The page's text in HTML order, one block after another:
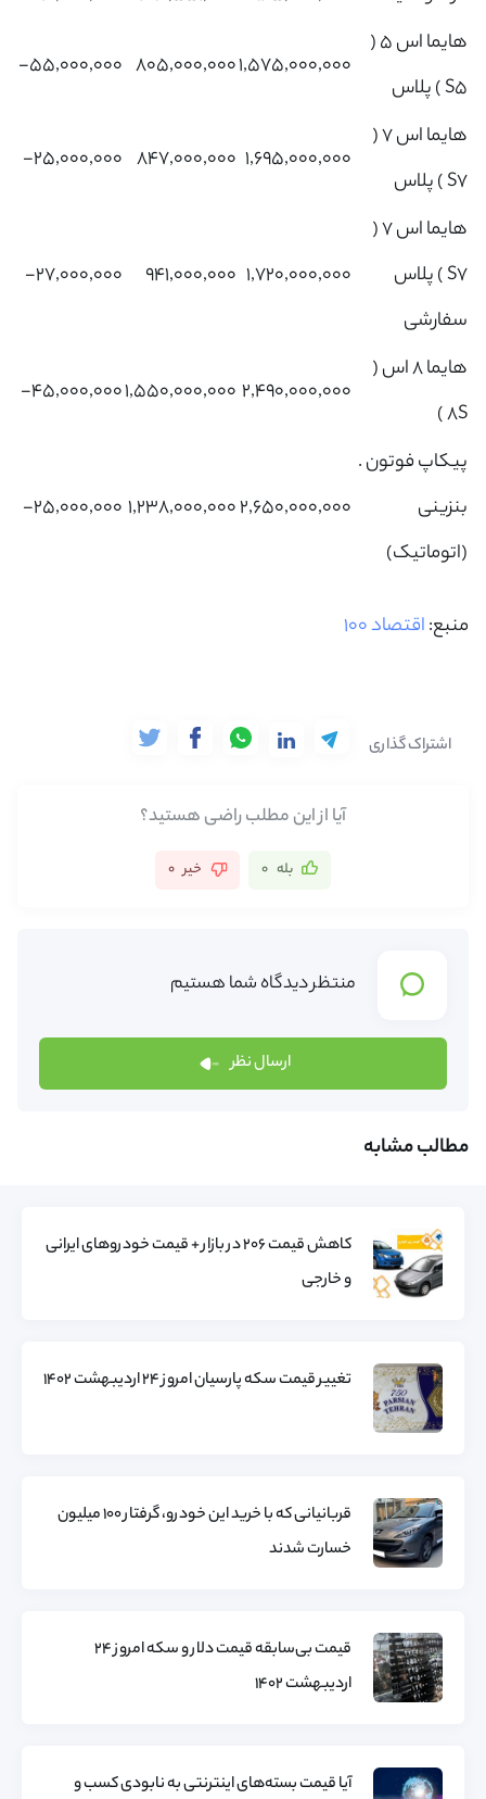
هایما اس 5 (
S5 ) پلاس
۱,۵۷۵,۰۰۰,۰۰۰۸۰۵,۰۰۰,۰۰۰ ‎-۵۵,۰۰۰,۰۰۰‌
هایما اس 7 (
S7 ) پلاس
۱,۶۹۵,۰۰۰,۰۰۰ ۸۴۷,۰۰۰,۰۰۰ ‎-۲۵,۰۰۰,۰۰۰‌
هایما اس 7 (
S7 ) پلاس
سفارشی
۱,۷۲۰,۰۰۰,۰۰۰ ۹۴۱,۰۰۰,۰۰۰ ‎-۲۷,۰۰۰,۰۰۰‌
هایما 8 اس (
8S )
۲,۴۹۰,۰۰۰,۰۰۰ ۱,۵۵۰,۰۰۰,۰۰۰‎-۴۵,۰۰۰,۰۰۰‌
پیکاپ فوتون .
بنزینی
(اتوماتیک)
۲,۶۵۰,۰۰۰,۰۰۰۱,۲۳۸,۰۰۰,۰۰۰ ‎-۲۵,۰۰۰,۰۰۰‌
منبع:اقتصاد 100
اشتراک گذاری
آیا از این مطلب راضی هستید؟
بله 0 خیر 0
منتظر دیدگاه شما هستیم
ارسال نظر
مطالب مشابه
کاهش قیمت ۲۰۶ در بازار + قیمت خودروهای ایرانی
و خارجی
تغییر قیمت سکه پارسیان امروز ۲۴ اردیبهشت ۱۴۰۲
قربانیانی که با خرید این خودرو، گرفتار ۱۰۰ میلیون
خسارت شدند
قیمت بی‌سابقه قیمت دلار و سکه امروز 24
اردیبهشت 1402
آیا قیمت بسته‌های اینترنتی به نابودی کسب و